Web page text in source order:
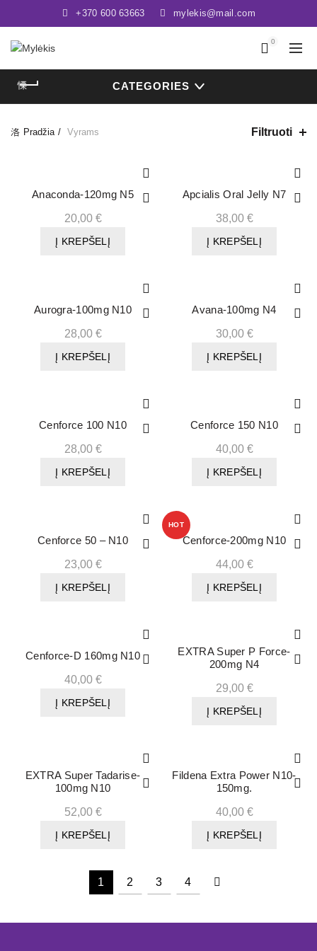
+370 600 63663 mylekis@mail.com
0
CATEGORIES
Pradžia Vyrams Filtruoti
Anaconda-120mg N5
20,00 €
Į KREPŠELĮ
Apcialis Oral Jelly N7
38,00 €
Į KREPŠELĮ
Aurogra-100mg N10
28,00 €
Į KREPŠELĮ
Avana-100mg N4
30,00 €
Į KREPŠELĮ
Cenforce 100 N10
28,00 €
Į KREPŠELĮ
Cenforce 150 N10
40,00 €
Į KREPŠELĮ
Cenforce 50 – N10
23,00 €
Į KREPŠELĮ
HOT
Cenforce-200mg N10
44,00 €
Į KREPŠELĮ
Cenforce-D 160mg N10
40,00 €
Į KREPŠELĮ
EXTRA Super P Force-
200mg N4
29,00 €
Į KREPŠELĮ
EXTRA Super Tadarise-
100mg N10
52,00 €
Į KREPŠELĮ
Fildena Extra Power N10-
150mg.
40,00 €
Į KREPŠELĮ
1 2 3 4